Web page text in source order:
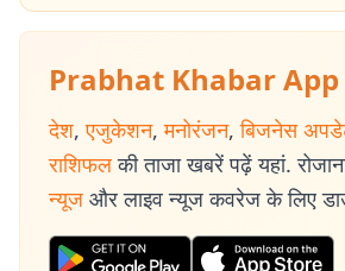
Prabhat Khabar App
देश, एजुकेशन, मनोरंजन, बिजनेस
राशिफल की ताजा खबरें पढ़ें यहां.
न्यूज और लाइव न्यूज कवरेज के लिए